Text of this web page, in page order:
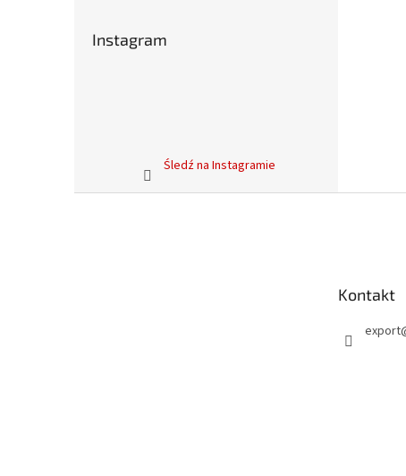
Instagram
Śledź na Instagramie
Kontakt
export